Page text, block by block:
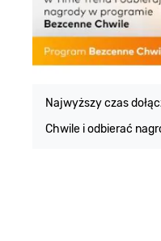
Najwyższy czas
Chwile i odbierać